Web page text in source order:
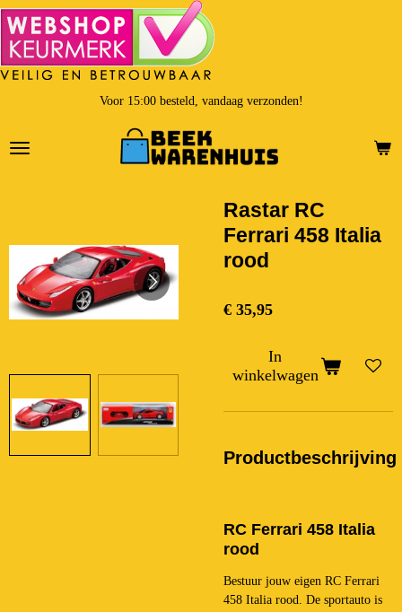
Ga
direct
naar
de
Voor 15:00 besteld, vandaag verzonden!
Rastar RC
Ferrari 458 Italia
rood
€ 35,95
In
winkelwagen
Productbeschrijving
RC Ferrari 458 Italia
rood
Bestuur jouw eigen RC Ferrari
458 Italia rood. De sportauto is